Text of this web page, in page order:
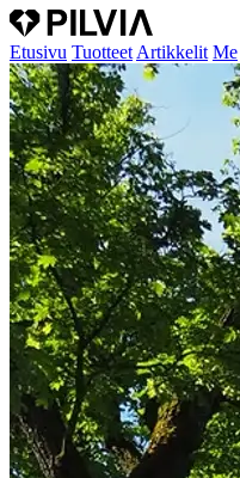
Etusivu Tuotteet Artikkelit Me